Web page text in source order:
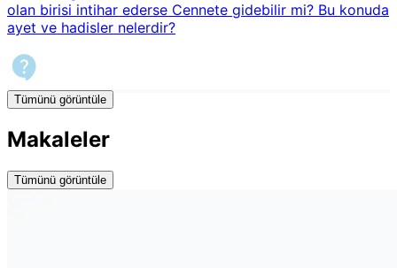
olan birisi intihar ederse Cennete gidebilir mi? Bu konuda
ayet ve hadisler nelerdir?
Tümünü görüntüle
Makaleler
Tümünü görüntüle